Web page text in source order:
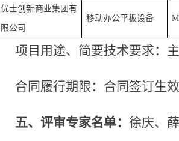
优士创新商业集团有
限公司
移动办公平板设备
项目用途、简要技术要求：
合同履行期限：合同签订生
五、评审专家名单： 徐庆、